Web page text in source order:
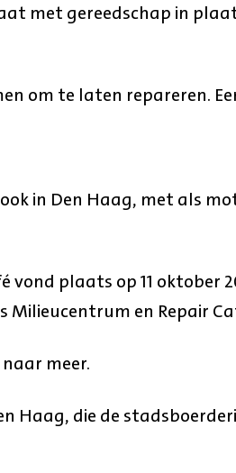
met gereedschap in
om te laten repareren.
in Den Haag, met als
vond plaats op 11 oktober
en Repair
meer.
Haag, die de